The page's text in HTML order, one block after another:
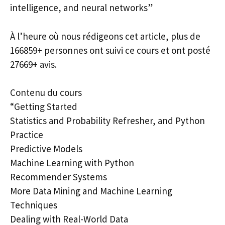
intelligence, and neural networks”
À l’heure où nous rédigeons cet article, plus de
166859+ personnes ont suivi ce cours et ont posté
27669+ avis.
Contenu du cours
“Getting Started
Statistics and Probability Refresher, and Python
Practice
Predictive Models
Machine Learning with Python
Recommender Systems
More Data Mining and Machine Learning
Techniques
Dealing with Real-World Data